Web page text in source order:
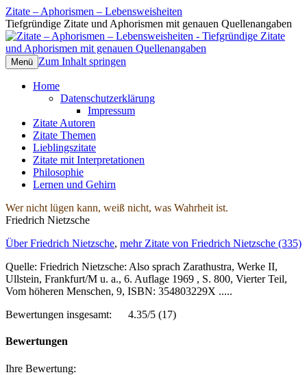
Zitate – Aphorismen – Lebensweisheiten
Tiefgründige Zitate und Aphorismen mit genauen Quellenangaben
Menü Zum Inhalt springen
Home
Datenschutzerklärung
Impressum
Zitate Autoren
Zitate Themen
Lieblingszitate
Zitate mit Interpretationen
Philosophie
Lernen und Gehirn
Wer nicht lügen kann, weiß nicht, was Wahrheit ist.
Friedrich Nietzsche
Über Friedrich Nietzsche, mehr Zitate von Friedrich Nietzsche (335)
Quelle: Friedrich Nietzsche: Also sprach Zarathustra, Werke II,
Ullstein, Frankfurt/M u. a., 6. Auflage 1969 , S. 800, Vierter Teil,
Vom höheren Menschen, 9, ISBN: 354803229X .....
Bewertungen insgesamt:
4.35/5 (17)
Bewertungen
Ihre Bewertung: